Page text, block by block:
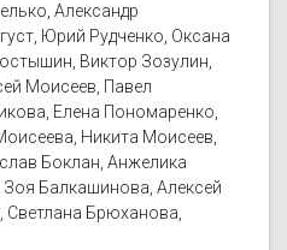
Александр
Юрий Рудченко, Оксана
Виктор Зозулин,
Моисеев, Павел
Елена Пономаренко,
Никита Моисеев,
Боклан, Анжелика
Балкашинова, Алексей
Светлана Брюханова,